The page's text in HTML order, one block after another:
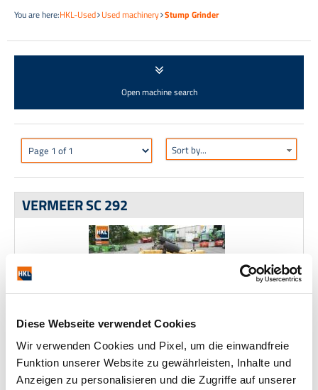
Diese Webseite verwendet Cookies
Wir verwenden Cookies und Pixel, um die einwandfreie
Funktion unserer Website zu gewährleisten, Inhalte und
Anzeigen zu personalisieren und die Zugriffe auf unserer
You are here:HKL-Used Used machinery Stump Grinder
Open machine search
Sort by...
VERMEER SC 292
Manufacturer: VERMEER Model:
SC 292
Year:
2015 Hours:
607
Number:
15031019 Location: Dortmund